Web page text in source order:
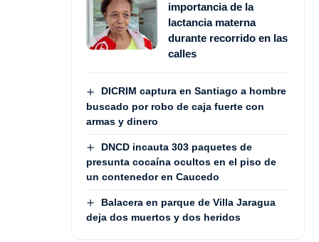
importancia de la
lactancia materna
durante recorrido en las
calles
DICRIM captura en Santiago a hombre
buscado por robo de caja fuerte con
armas y dinero
DNCD incauta 303 paquetes de
presunta cocaína ocultos en el piso de
un contenedor en Caucedo
Balacera en parque de Villa Jaragua
deja dos muertos y dos heridos